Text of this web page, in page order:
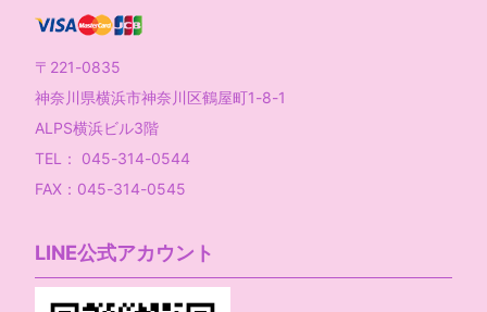
〒221-0835
神奈川県横浜市神奈川区鶴屋町1-8-1
ALPS横浜ビル3階
TEL： 045-314-0544
FAX：045-314-0545
LINE公式アカウント